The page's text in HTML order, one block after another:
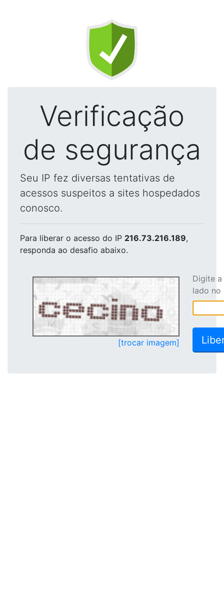
Verificação
de segurança
Seu IP fez diversas tentativas de
acessos suspeitos a sites hospedados
conosco.
Para liberar o acesso do IP 216.73.216.189,
responda ao desafio abaixo.
[trocar imagem]
Digite
lado no